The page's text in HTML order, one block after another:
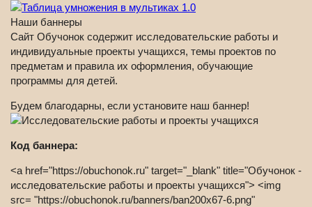
Наши баннеры
Сайт Обучонок содержит исследовательские работы и
индивидуальные проекты учащихся, темы проектов по
предметам и правила их оформления, обучающие
программы для детей.
Будем благодарны, если установите наш баннер!
Код баннера:
<a href="https://obuchonok.ru" target="_blank" title="Обучонок -
исследовательские работы и проекты учащихся"> <img
src= "https://obuchonok.ru/banners/ban200x67-6.png"